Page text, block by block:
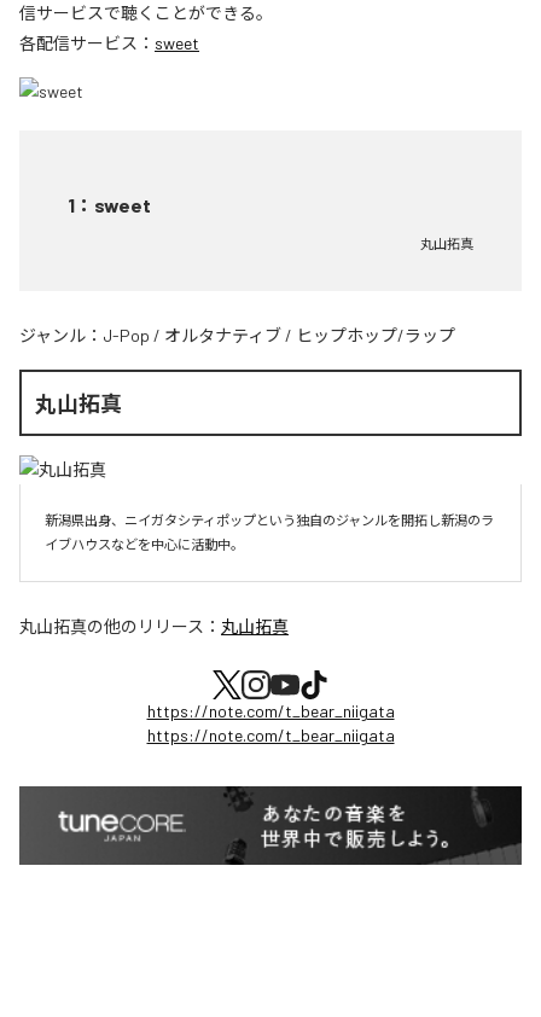
信サービスで聴くことができる。
各配信サービス： sweet
1 ： sweet
丸山拓真
ジャンル： J-Pop / オルタナティブ / ヒップホップ/ラップ
丸山拓真
新潟県出身、ニイガタシティポップという独自のジャンルを開拓し新潟のラ
イブハウスなどを中心に活動中。
丸山拓真の他のリリース： 丸山拓真
https://note.com/t_bear_niigata
https://note.com/t_bear_niigata